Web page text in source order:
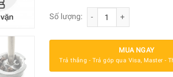
Số lượng: Cối xay tiêu thủ công
MUA NGAY
Trả thẳng - Trả góp qua Visa, Master -